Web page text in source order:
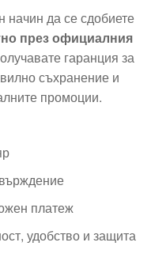
начин да се сдобиете
през официалния
гаранция за
съхранение и
промоции.
платеж
удобство и защита